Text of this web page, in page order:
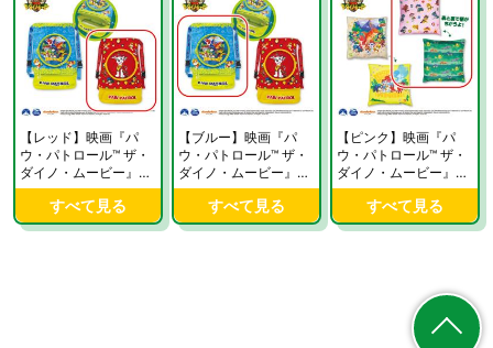
【レッド】映画『パ
ウ・パトロール™ ザ・
ダイノ・ムービー』
ナップザック2【当社
限定】すべて見る
【ブルー】映画『パ
ウ・パトロール™ ザ・
ダイノ・ムービー』
ナップザック2【当社
限定】すべて見る
【ピンク】映画『パ
ウ・パトロール™ ザ・
ダイノ・ムービー』
超BIGクッション【当
社限定】すべて見る